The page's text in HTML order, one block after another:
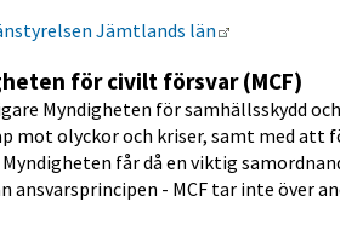
Jämtlands län
för civilt försvar (MCF)
Myndigheten för samhällsskydd
mot olyckor och kriser, samt med att
får då en viktig
ansvarsprincipen - MCF tar inte över